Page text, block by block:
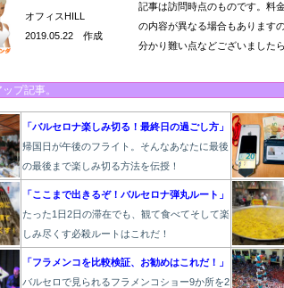
オフィスHILL
2019.05.22 作成
記事は訪問時点のものです。料
の内容が異なる場合もあります
分かり難い点などございましたら
プ記事。
「バルセロナ楽しみ切る！最終日の過ごし方」
帰国日が午後のフライト。そんなあなたに最後
の最後まで楽しみ切る方法を伝授！
「ここまで出きるぞ！バルセロナ弾丸ルート」
たった1 日2日の滞在でも、観て食べてそして楽
しみ尽くす必殺ルートはこれだ！
「フラメンコを比較検証、お勧めはこれだ！」
バルセロで見られるフラメンコショー9か所を2